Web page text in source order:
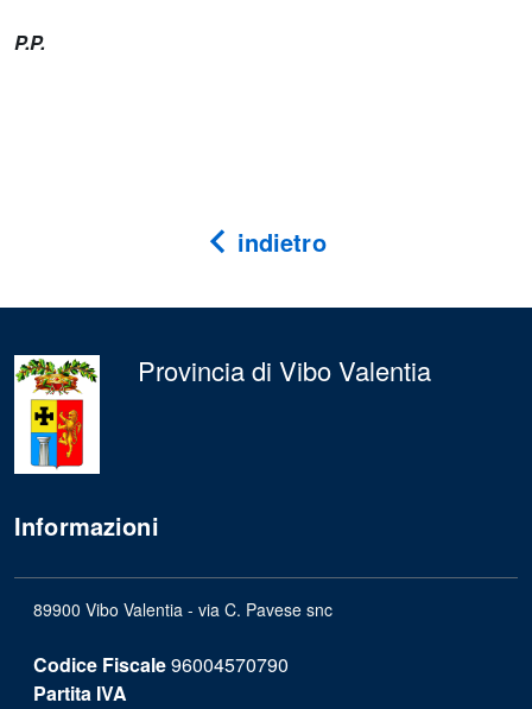
P.P.
indietro
Provincia di Vibo Valentia
Informazioni
89900 Vibo Valentia - via C. Pavese snc
Codice Fiscale96004570790
Partita IVA